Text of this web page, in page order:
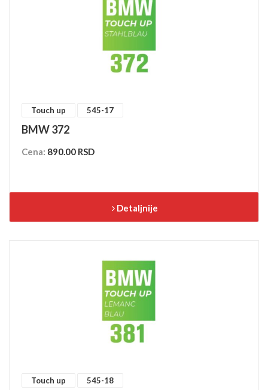
Touch up 545-17
BMW 372
Cena: 890.00 RSD
Detaljnije
Touch up 545-18